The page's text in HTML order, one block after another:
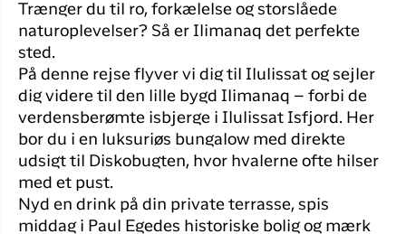
Trænger du til ro, forkælelse og storslåede
naturoplevelser? Så er Ilimanaq det perfekte
sted.
På denne rejse flyver vi dig til Ilulissat og sejler
dig videre til den lille bygd Ilimanaq – forbi de
verdensberømte isbjerge i Ilulissat Isfjord. Her
bor du i en luksuriøs bungalow med direkte
udsigt til Diskobugten, hvor hvalerne ofte hilser
med et pust.
Nyd en drink på din private terrasse, spis
middag i Paul Egedes historiske bolig og mærk